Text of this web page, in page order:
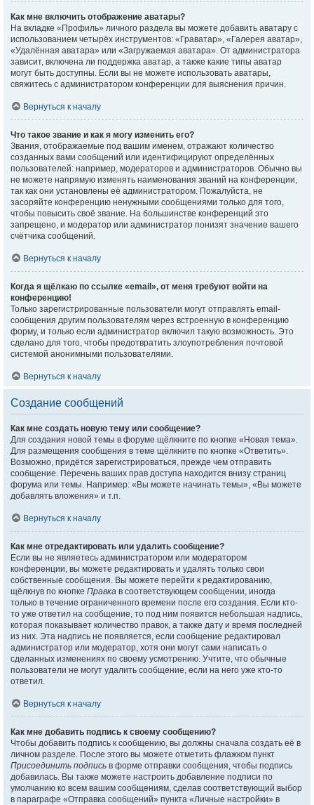
Как мне включить отображение аватары?
На вкладке «Профиль» личного раздела вы можете добавить аватару с
использованием четырёх инструментов: «Граватар», «Галерея аватар»,
«Удалённая аватара» или «Загружаемая аватара». От администратора
зависит, включена ли поддержка аватар, а также какие типы аватар
могут быть доступны. Если вы не можете использовать аватары,
свяжитесь с администратором конференции для выяснения причин.
Вернуться к началу
Что такое звание и как я могу изменить его?
Звания, отображаемые под вашим именем, отражают количество
созданных вами сообщений или идентифицируют определённых
пользователей: например, модераторов и администраторов. Обычно вы
не можете напрямую изменять наименования званий на конференции,
так как они установлены её администратором. Пожалуйста, не
засоряйте конференцию ненужными сообщениями только для того,
чтобы повысить своё звание. На большинстве конференций это
запрещено, и модератор или администратор понизят значение вашего
счётчика сообщений.
Вернуться к началу
Когда я щёлкаю по ссылке «email», от меня требуют войти на
конференцию!
Только зарегистрированные пользователи могут отправлять email-
сообщения другим пользователям через встроенную в конференцию
форму, и только если администратор включил такую возможность. Это
сделано для того, чтобы предотвратить злоупотребления почтовой
системой анонимными пользователями.
Вернуться к началу
Создание сообщений
Как мне создать новую тему или сообщение?
Для создания новой темы в форуме щёлкните по кнопке «Новая тема».
Для размещения сообщения в теме щёлкните по кнопке «Ответить».
Возможно, придётся зарегистрироваться, прежде чем отправить
сообщение. Перечень ваших прав доступа находится внизу страниц
форума или темы. Например: «Вы можете начинать темы», «Вы можете
добавлять вложения» и т.п.
Вернуться к началу
Как мне отредактировать или удалить сообщение?
Если вы не являетесь администратором или модератором
конференции, вы можете редактировать и удалять только свои
собственные сообщения. Вы можете перейти к редактированию,
щёлкнув по кнопке Правка в соответствующем сообщении, иногда
только в течение ограниченного времени после его создания. Если кто-
то уже ответил на сообщение, то под ним появится небольшая надпись,
которая показывает количество правок, а также дату и время последней
из них. Эта надпись не появляется, если сообщение редактировал
администратор или модератор, хотя они могут сами написать о
сделанных изменениях по своему усмотрению. Учтите, что обычные
пользователи не могут удалить сообщение, если на него уже кто-то
ответил.
Вернуться к началу
Как мне добавить подпись к своему сообщению?
Чтобы добавить подпись к сообщению, вы должны сначала создать её в
личном разделе. После этого вы можете отметить флажком пункт
Присоединить подпись в форме отправки сообщения, чтобы подпись
добавилась. Вы также можете настроить добавление подписи по
умолчанию ко всем вашим сообщениям, сделав соответствующий выбор
в параграфе «Отправка сообщений» пункта «Личные настройки» в